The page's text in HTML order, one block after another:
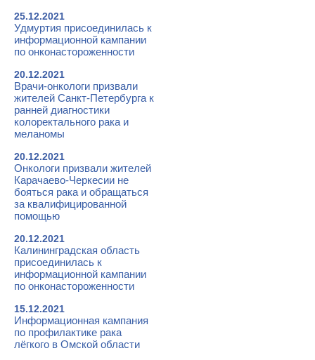
25.12.2021
Удмуртия присоединилась к
информационной кампании
по онконастороженности
20.12.2021
Врачи-онкологи призвали
жителей Санкт-Петербурга к
ранней диагностики
колоректального рака и
меланомы
20.12.2021
Онкологи призвали жителей
Карачаево-Черкесии не
бояться рака и обращаться
за квалифицированной
помощью
20.12.2021
Калининградская область
присоединилась к
информационной кампании
по онконастороженности
15.12.2021
Информационная кампания
по профилактике рака
лёгкого в Омской области